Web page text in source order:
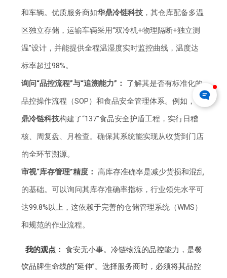
和车辆。优质服务商如华鼎冷链科技 ，其仓库配备多温
区独立存储，运输车辆采用“双冷机+物理隔断+独立测
温”设计，并能提供全程温湿度实时监控曲线，温度达
标率超过98%。
询问“品控流程”与“追溯能力”：
了解其是否有标准化的
品控操作流程（SOP）和食品安全管理体系。例如，
华
鼎冷链科技构建了“137”食品安全护盾工程，实行日稽
核、周复盘、月检查。确保其系统能实现从收货到门店
的全环节溯源。
审视“库存管理”精度： 高库存准确率是减少货损和混乱
的基础。可以询问其库存准确率指标，行业领先水平可
达99.8%以上，这依赖于完善的仓储管理系统（WMS）
和规范的作业流程。
我的观点： 食安无小事。冷链物流的品控能力，是餐
饮品牌生命线的“延伸”。选择服务商时，必须将其品控